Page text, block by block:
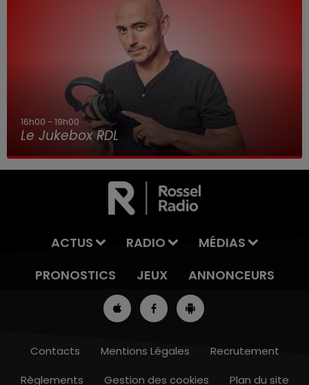
16h00 - 19h00
Le Jukebox RDL
ACTUS RADIO
MÉDIAS
PRONOSTICS
JEUX ANNONCEURS
Contacts Mentions Légales
Recrutement
Règlements
Gestion des cookies Plan du site